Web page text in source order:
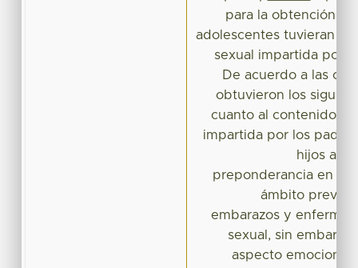
para la obtención
adolescentes tuvieran
sexual impartida por
De acuerdo a las
obtuvieron los
cuanto al contenido
impartida por los
hijos
preponderancia en
ámbito
embarazos y
sexual, sin
aspecto emocional